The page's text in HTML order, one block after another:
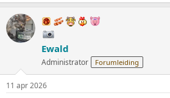
Ewald
Administrator Forumleiding
11 apr 2026